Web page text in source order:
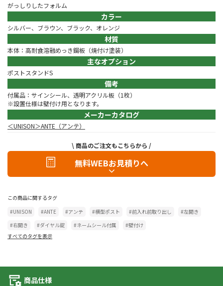
がっしりしたフォルム
カラー
シルバー、ブラウン、ブラック、オレンジ
材質
本体：高耐食溶融めっき鋼板（焼付け塗装）
主なオプション
ポストスタンドS
備考
付属品：サインシール、透明アクリル板（1枚）
※設置仕様は壁付け用となります。
メーカーカタログ
＜UNISON＞ANTE（アンテ）
\ 商品のご注文もこちらから /
無料WEBお見積りへ
この商品に関するタグ
#UNISON
#ANTE #アンテ #横型ポスト #前入れ前取り出し
#左開き
#右開き
#ダイヤル錠 #ネームシール付属
#壁付け
すべてのタグを表示
商品仕様